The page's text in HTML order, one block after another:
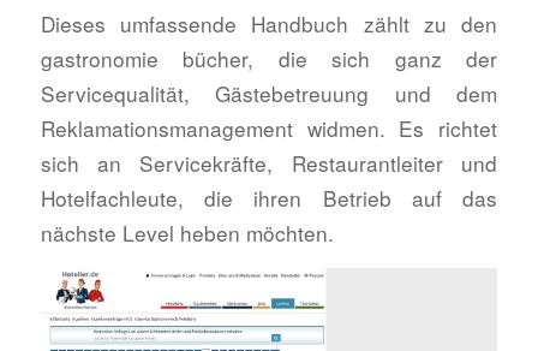
Dieses umfassende Handbuch zählt zu den
gastronomie bücher, die sich ganz der
Servicequalität, Gästebetreuung und dem
Reklamationsmanagement widmen. Es richtet
sich an Servicekräfte, Restaurantleiter und
Hotelfachleute, die ihren Betrieb auf das
nächste Level heben möchten.